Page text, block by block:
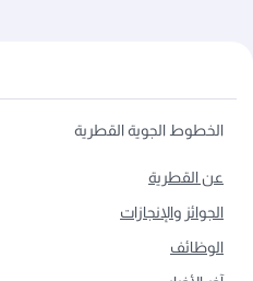
الخطوط الجوية القطرية
عن القطرية
الجوائز والإنجازات
الوظائف